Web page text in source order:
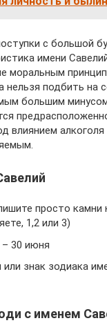
с большой
имени
моральным
нельзя подбить на
большим
влиянием
просто камни
1,2 или 3)
30 июня
или знак зодиака
с именем